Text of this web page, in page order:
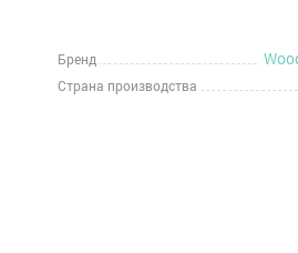
Бренд
Страна производства